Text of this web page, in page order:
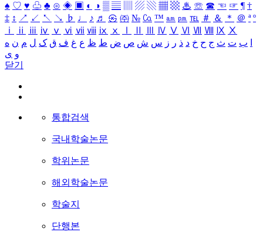
♠ ♡ ♥ ♧ ♣ ⊙ ◈ ▣ ◐ ◑ ▒ ▤ ▨ ▧ ▦ ▩ ♨ ☏ ☎ ☜ ☞ ¶ †
‡ ↕ ↗ ↙ ↖ ↘ ♭ ♩ ♪ ♬ ㉿ ㈜ № ㏇ ™ ㏂ ㏘ ℡ ＃ ＆ ＊ ＠ ª º
ⅰ
ⅱ ⅲ ⅳ ⅴ ⅵ ⅶ ⅷ ⅸ ⅹ Ⅳ Ⅴ Ⅵ Ⅶ Ⅷ Ⅸ Ⅹ
ب ت ث ج ح خ د ذ ر ز س ش ص ض ط ظ ع غ ف ق ک ل م ن ه
و ی
닫기
통합검색
국내학술논문
학위논문
해외학술논문
학술지
단행본